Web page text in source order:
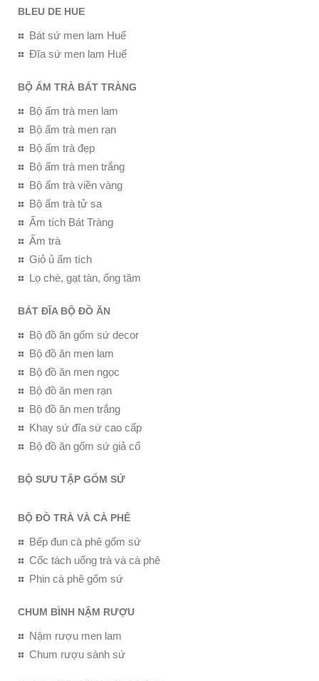
BLEU DE HUE
Bát sứ men lam Huế
Đĩa sứ men lam Huế
BỘ ẤM TRÀ BÁT TRÀNG
Bộ ấm trà men lam
Bộ ấm trà men rạn
Bộ ấm trà đẹp
Bộ ấm trà men trắng
Bộ ấm trà viền vàng
Bộ ấm trà tử sa
Ấm tích Bát Tràng
Ấm trà
Giỏ ủ ấm tích
Lọ chè, gạt tàn, ống tăm
BÁT ĐĨA BỘ ĐỒ ĂN
Bộ đồ ăn gốm sứ decor
Bộ đồ ăn men lam
Bộ đồ ăn men ngọc
Bộ đồ ăn men rạn
Bộ đồ ăn men trắng
Khay sứ đĩa sứ cao cấp
Bộ đồ ăn gốm sứ giả cổ
BỘ SƯU TẬP GỐM SỨ
BỘ ĐỒ TRÀ VÀ CÀ PHÊ
Bếp đun cà phê gốm sứ
Cốc tách uống trà và cà phê
Phin cà phê gốm sứ
CHUM BÌNH NẬM RƯỢU
Nậm rượu men lam
Chum rượu sành sứ